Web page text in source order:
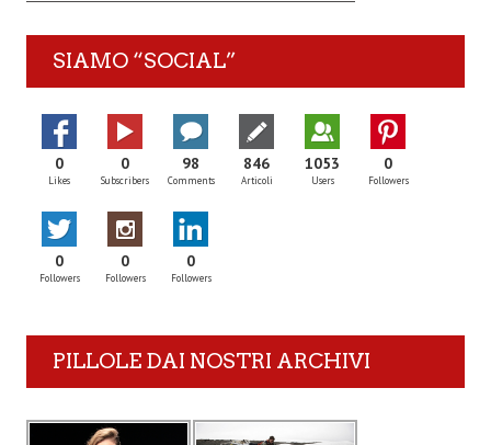
SIAMO “SOCIAL”
0
Likes
0
Subscribers
98
Comments
846
Articoli
1053
Users
0
Followers
0
Followers
0
Followers
0
Followers
PILLOLE DAI NOSTRI ARCHIVI